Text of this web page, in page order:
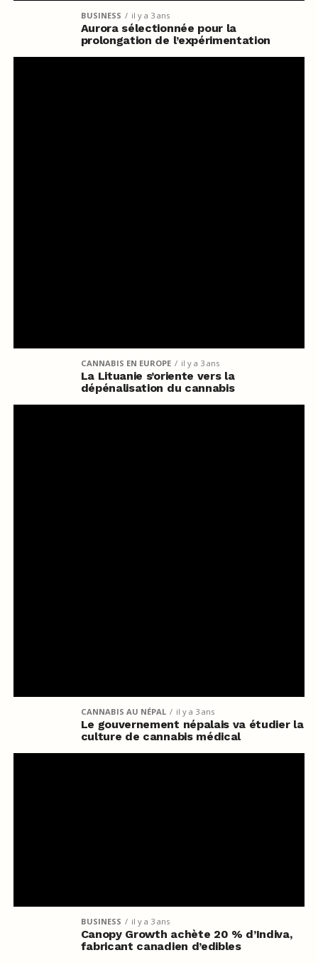
BUSINESS il y a 3 ans
Aurora sélectionnée pour la
prolongation de l’expérimentation
CANNABIS EN EUROPE il y a 3 ans
La Lituanie s’oriente vers la
dépénalisation du cannabis
CANNABIS AU NÉPAL il y a 3 ans
Le gouvernement népalais va étudier la
culture de cannabis médical
BUSINESS il y a 3 ans
Canopy Growth achète 20 % d’Indiva,
fabricant canadien d’edibles